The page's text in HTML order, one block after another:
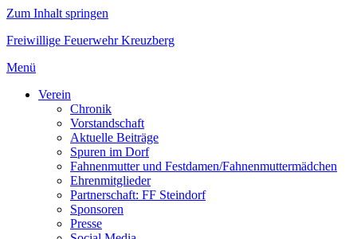
Zum Inhalt springen
Freiwillige Feuerwehr Kreuzberg
Menü
Verein
Chronik
Vorstandschaft
Aktuelle Beiträge
Spuren im Dorf
Fahnenmutter und Festdamen/Fahnenmuttermädchen
Ehrenmitglieder
Partnerschaft: FF Steindorf
Sponsoren
Presse